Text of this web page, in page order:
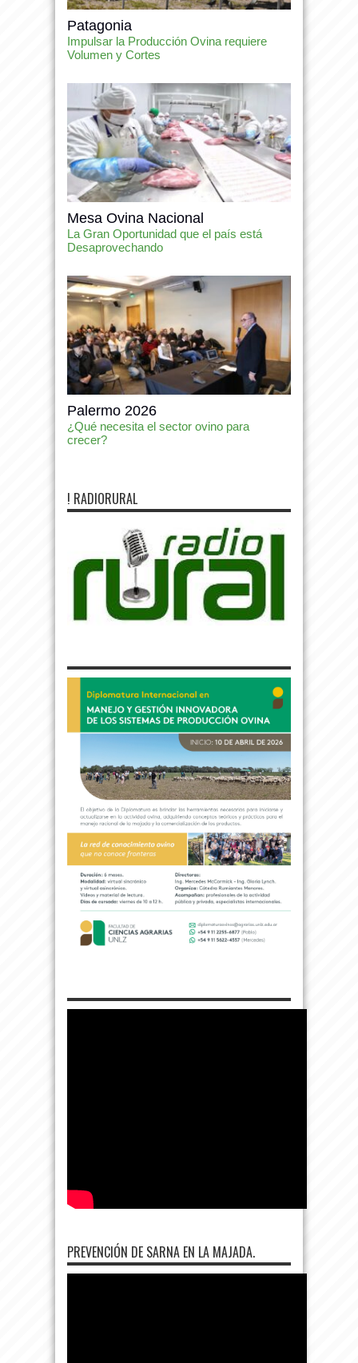
Patagonia
Impulsar la Producción Ovina requiere
Volumen y Cortes
Mesa Ovina Nacional
La Gran Oportunidad que el país está
Desaprovechando
Palermo 2026
¿Qué necesita el sector ovino para
crecer?
! RADIORURAL
PREVENCIÓN DE SARNA EN LA MAJADA.